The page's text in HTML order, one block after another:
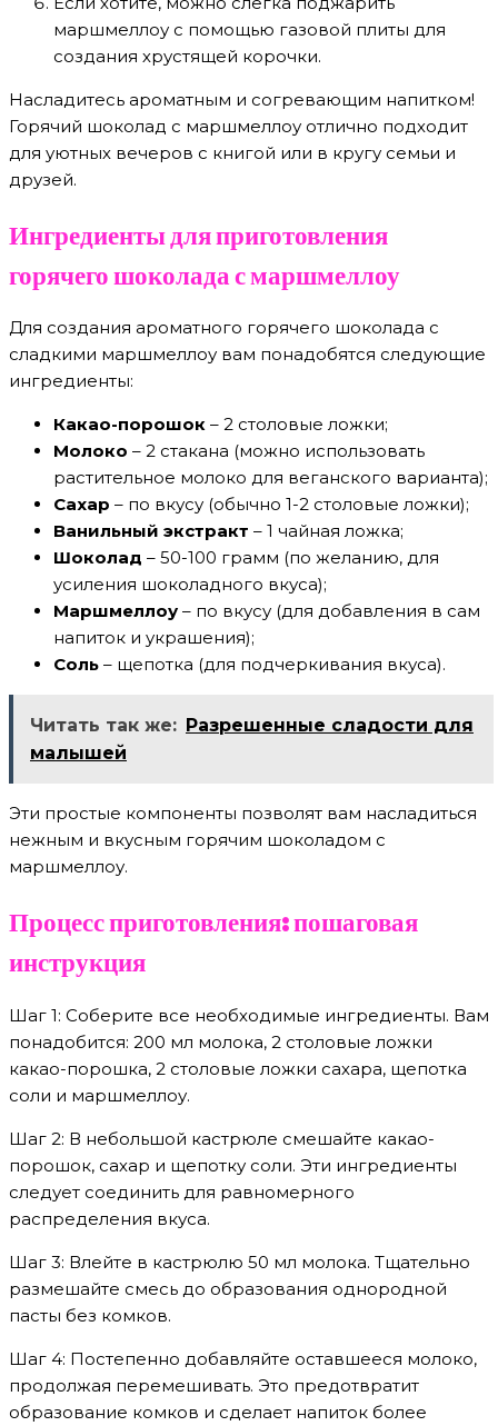
маршмеллоу с помощью газовой плиты для
создания хрустящей корочки.
Насладитесь ароматным и согревающим напитком!
Горячий шоколад с маршмеллоу отлично подходит
для уютных вечеров с книгой или в кругу семьи и
друзей.
Ингредиенты для приготовления
горячего шоколада с маршмеллоу
Для создания ароматного горячего шоколада с
сладкими маршмеллоу вам понадобятся следующие
ингредиенты:
Какао-порошок – 2 столовые ложки;
Молоко – 2 стакана (можно использовать
растительное молоко для веганского варианта);
Сахар – по вкусу (обычно 1-2 столовые ложки);
Ванильный экстракт – 1 чайная ложка;
Шоколад – 50-100 грамм (по желанию, для
усиления шоколадного вкуса);
Маршмеллоу – по вкусу (для добавления в сам
напиток и украшения);
Соль – щепотка (для подчеркивания вкуса).
Читать так же: Разрешенные сладости для
малышей
Эти простые компоненты позволят вам насладиться
нежным и вкусным горячим шоколадом с
маршмеллоу.
Процесс приготовления: пошаговая
инструкция
Шаг 1: Соберите все необходимые ингредиенты. Вам
понадобится: 200 мл молока, 2 столовые ложки
какао-порошка, 2 столовые ложки сахара, щепотка
соли и маршмеллоу.
Шаг 2: В небольшой кастрюле смешайте какао-
порошок, сахар и щепотку соли. Эти ингредиенты
следует соединить для равномерного
распределения вкуса.
Шаг 3: Влейте в кастрюлю 50 мл молока. Тщательно
размешайте смесь до образования однородной
пасты без комков.
Шаг 4: Постепенно добавляйте оставшееся молоко,
продолжая перемешивать. Это предотвратит
образование комков и сделает напиток более